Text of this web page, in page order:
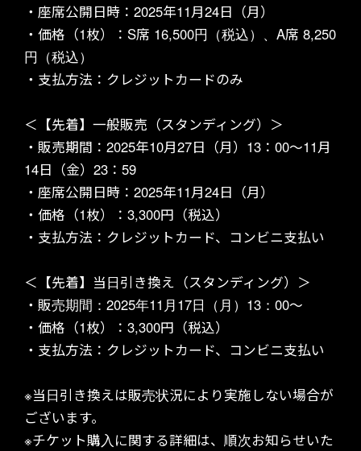
PARTNERS
CONTACT
・座席公開日時：2025年11月24日（月）
・価格（1枚）：S席 16,500円（税込）、A席 8,250
円（税込）
・支払方法：クレジットカードのみ
＜【先着】一般販売（スタンディング）＞
・販売期間：2025年10月27日（月）13：00〜11月
14日（金）23：59
・座席公開日時：2025年11月24日（月）
・価格（1枚）：3,300円（税込）
・支払方法：クレジットカード、コンビニ支払い
＜【先着】当日引き換え（スタンディング）＞
・販売期間：2025年11月17日（月）13：00〜
・価格（1枚）：3,300円（税込）
・支払方法：クレジットカード、コンビニ支払い
※当日引き換えは販売状況により実施しない場合が
ございます。
※チケット購入に関する詳細は、順次お知らせいた